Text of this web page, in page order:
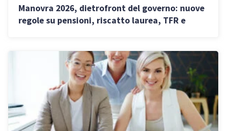
Manovra 2026, dietrofront del governo: nuove
regole su pensioni, riscatto laurea, TFR e